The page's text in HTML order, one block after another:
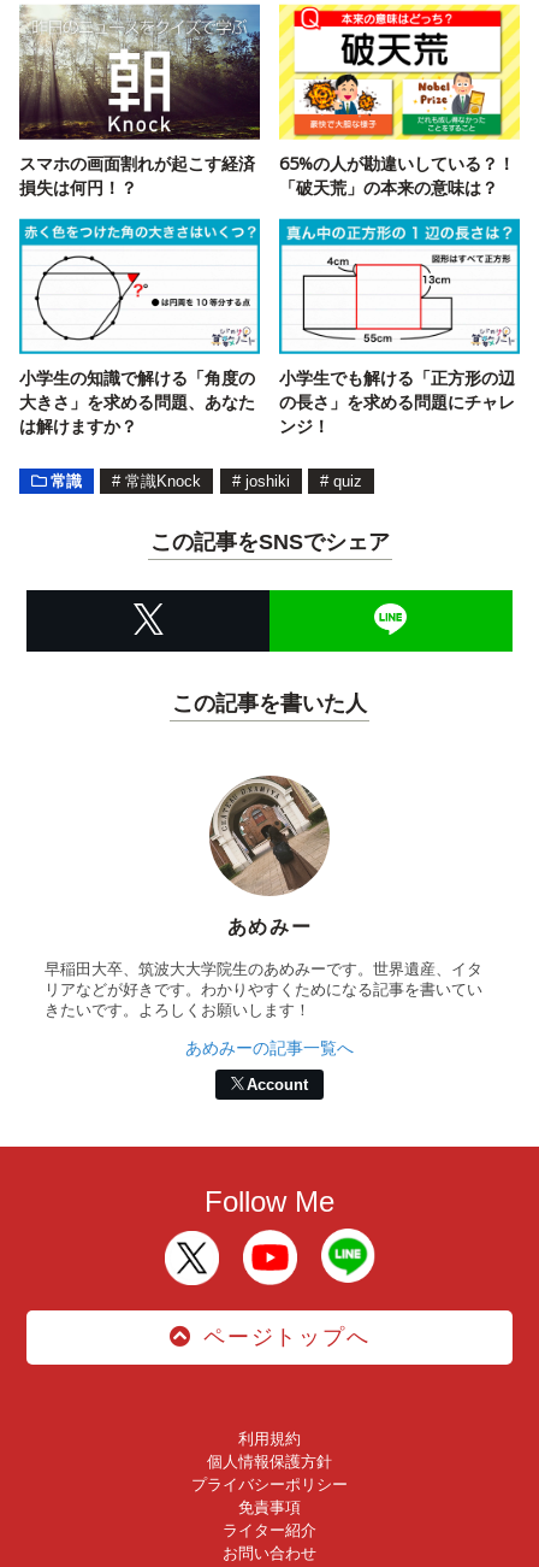
スマホの画面割れが起こす経済
損失は何円！？
65%の人が勘違いしている？！
「破天荒」の本来の意味は？
小学生の知識で解ける「角度の
大きさ」を求める問題、あなた
は解けますか？
小学生でも解ける「正方形の辺
の長さ」を求める問題にチャレ
ンジ！
常識 # 常識Knock # joshiki # quiz
この記事をSNSでシェア
この記事を書いた人
あめみー
早稲田大卒、筑波大大学院生のあめみーです。世界遺産、イタ
リアなどが好きです。わかりやすくためになる記事を書いてい
きたいです。よろしくお願いします！
あめみーの記事一覧へ
Account
Follow Me
ページトップへ
利用規約
個人情報保護方針
プライバシーポリシー
免責事項
ライター紹介
お問い合わせ